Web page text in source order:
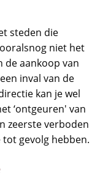
steden die
niet het
de aankoop van
inval van de
kan je wel
‘ontgeuren' van
zeerste verboden
gevolg hebben.